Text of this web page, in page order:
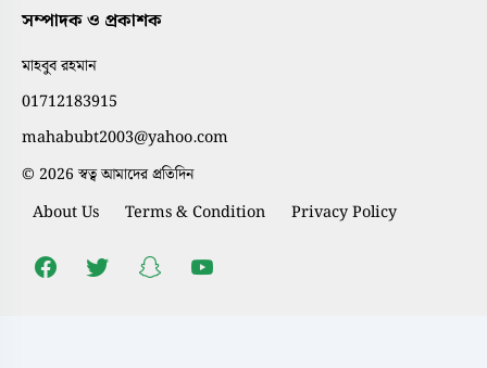
সম্পাদক ও প্রকাশক
মাহবুব রহমান
01712183915
mahabubt2003@yahoo.com
© 2026 স্বত্ব আমাদের প্রতিদিন
About Us Terms & Condition Privacy Policy